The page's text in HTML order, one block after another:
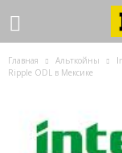
Главная Альткойны
Ripple ODL в Мексике